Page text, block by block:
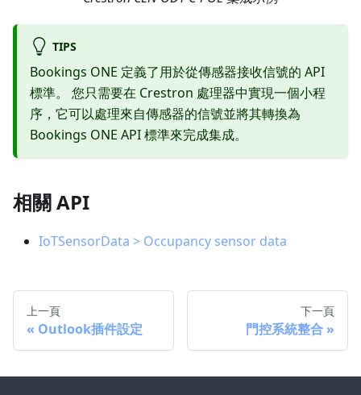
TIPS
Bookings ONE 定義了用於從傳感器接收信號的 API
標準。 您只需要在 Crestron 處理器中實現一個小程
序，它可以處理來自傳感器的信號並將其轉換為
Bookings ONE API 標準來完成集成。
相關 API
IoTSensorData > Occupancy sensor data
上一頁
Outlook插件設定
下一頁
門控系統整合